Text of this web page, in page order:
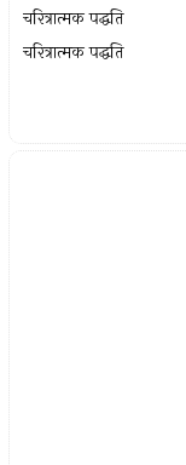
चरित्रात्मक पद्धति
चरित्रात्मक पद्धति